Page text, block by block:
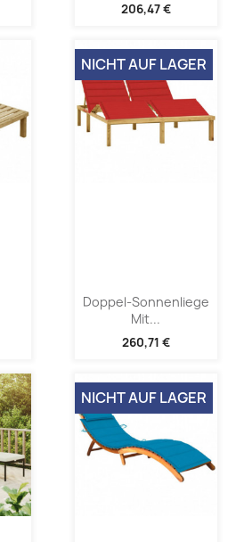
206,47 €
Doppel-Sonnenliege
Mit...
260,71 €
NICHT AUF LAGER
NICHT AUF LAGER